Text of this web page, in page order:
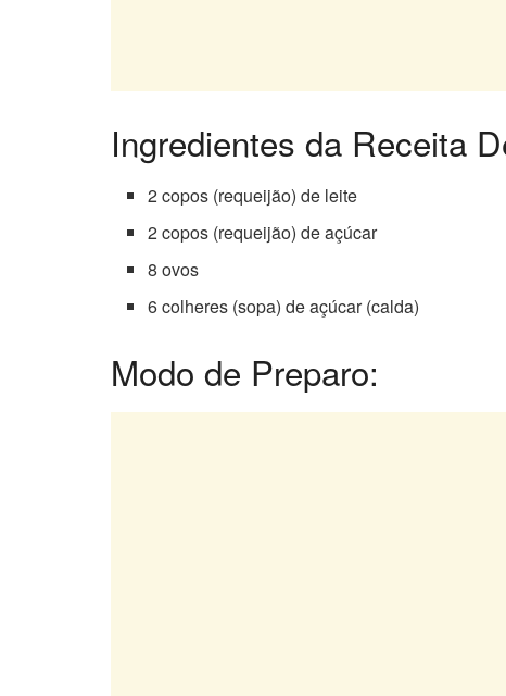
Ingredientes da Receita
2 copos (requeijão) de leite
2 copos (requeijão) de açúcar
8 ovos
6 colheres (sopa) de açúcar (calda)
Modo de Preparo: